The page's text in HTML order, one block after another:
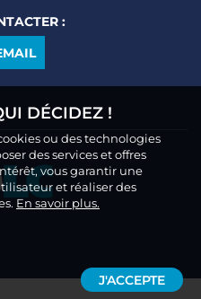
:
DÉCIDEZ !
ou des technologies
des services et offres
vous garantir une
et réaliser des
En savoir plus.
J'ACCEPTE